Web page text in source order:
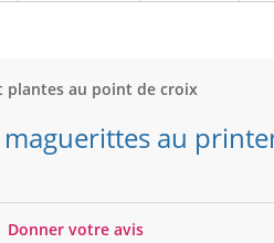
plantes au point de croix
maguerittes au
0
Donner votre avis